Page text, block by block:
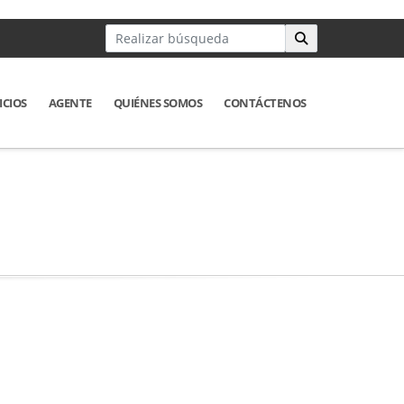
AGENTE QUIÉNES SOMOS CONTÁCTENOS